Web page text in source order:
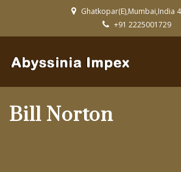
Ghatkopar(E),Mumbai,India
+91 2225001729
Bill Norton